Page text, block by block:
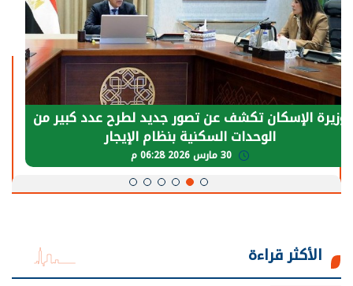
الرئيس السيسي: توقف الأنشطة في قطاع الطاقة
يحتاج إلى سنوات لعودة معدلات الإنتاج الطبيعية
30 مارس 2026 05:08 م
الأكثر قراءة